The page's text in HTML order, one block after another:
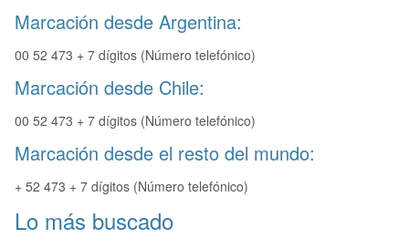
Marcación desde Argentina:
00 52 473 + 7 dígitos (Número telefónico)
Marcación desde Chile:
00 52 473 + 7 dígitos (Número telefónico)
Marcación desde el resto del mundo:
+ 52 473 + 7 dígitos (Número telefónico)
Lo más buscado